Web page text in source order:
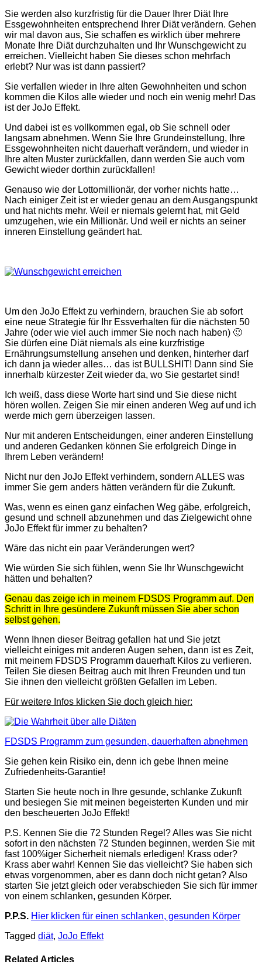
Sie werden also kurzfristig für die Dauer Ihrer Diät Ihre
Essgewohnheiten entsprechend Ihrer Diät verändern. Gehen
wir mal davon aus, Sie schaffen es wirklich über mehrere
Monate Ihre Diät durchzuhalten und Ihr Wunschgewicht zu
erreichen. Vielleicht haben Sie dieses schon mehrfach
erlebt? Nur was ist dann passiert?
Sie verfallen wieder in Ihre alten Gewohnheiten und schon
kommen die Kilos alle wieder und noch ein wenig mehr! Das
ist der JoJo Effekt.
Und dabei ist es vollkommen egal, ob Sie schnell oder
langsam abnehmen. Wenn Sie Ihre Grundeinstellung, Ihre
Essgewohnheiten nicht dauerhaft verändern, und wieder in
Ihre alten Muster zurückfallen, dann werden Sie auch vom
Gewicht wieder dorthin zurückfallen!
Genauso wie der Lottomillionär, der vorher nichts hatte…
Nach einiger Zeit ist er wieder genau an dem Ausgangspunkt
und hat nichts mehr. Weil er niemals gelernt hat, mit Geld
umzugehen, wie ein Millionär. Und weil er nichts an seiner
inneren Einstellung geändert hat.
Um den JoJo Effekt zu verhindern, brauchen Sie ab sofort
eine neue Strategie für Ihr Essverhalten für die nächsten 50
Jahre (oder wie viel auch immer Sie noch nach haben) 🙂
Sie dürfen eine Diät niemals als eine kurzfristige
Ernährungsumstellung ansehen und denken, hinterher darf
ich dann ja wieder alles… das ist BULLSHIT! Dann sind Sie
innerhalb kürzester Zeit wieder da, wo Sie gestartet sind!
Ich weiß, dass diese Worte hart sind und Sie diese nicht
hören wollen. Zeigen Sie mir einen anderen Weg auf und ich
werde mich gern überzeigen lassen.
Nur mit anderen Entscheidungen, einer anderen Einstellung
und anderen Gedanken können Sie erfolgreich Dinge in
Ihrem Leben verändern!
Nicht nur den JoJo Effekt verhindern, sondern ALLES was
immer Sie gern anders hätten verändern für die Zukunft.
Was, wenn es einen ganz einfachen Weg gäbe, erfolgreich,
gesund und schnell abzunehmen und das Zielgewicht ohne
JoJo Effekt für immer zu behalten?
Wäre das nicht ein paar Veränderungen wert?
Wie würden Sie sich fühlen, wenn Sie Ihr Wunschgewicht
hätten und behalten?
Genau das zeige ich in meinem FDSDS Programm auf. Den
Schritt in Ihre gesündere Zukunft müssen Sie aber schon
selbst gehen.
Wenn Ihnen dieser Beitrag gefallen hat und Sie jetzt
vielleicht einiges mit anderen Augen sehen, dann ist es Zeit,
mit meinem FDSDS Programm dauerhaft Kilos zu verlieren.
Teilen Sie diesen Beitrag auch mit Ihren Freunden und tun
Sie ihnen den vielleicht größten Gefallen im Leben.
Für weitere Infos klicken Sie doch gleich hier:
FDSDS Programm zum gesunden, dauerhaften abnehmen
Sie gehen kein Risiko ein, denn ich gebe Ihnen meine
Zufriedenheits-Garantie!
Starten Sie heute noch in Ihre gesunde, schlanke Zukunft
und besiegen Sie mit meinen begeisterten Kunden und mir
den bescheuerten JoJo Effekt!
P.S. Kennen Sie die 72 Stunden Regel?Alles was Sie nicht
sofort in den nächsten 72 Stunden beginnen, werden Sie mit
fast 100%iger Sicherheit niemals erledigen! Krass oder?
Krass aber wahr! Kennen Sie das vielleicht? Sie haben sich
etwas vorgenommen, aber es dann doch nicht getan? Also
starten Sie jetzt gleich oder verabschieden Sie sich für immer
von einem schlanken, gesunden Körper.
P.P.S. Hier klicken für einen schlanken, gesunden Körper
Tagged diät, JoJo Effekt
Related Articles